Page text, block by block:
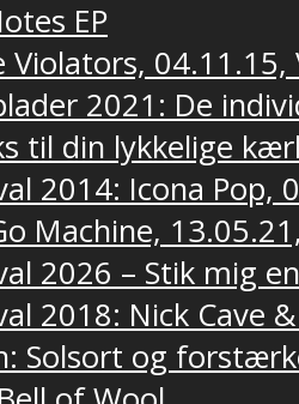
EP
Violators, 04.11.15,
2021: De
til din lykkelige
2014: Icona Pop,
Machine,
2026 – Stik mig
2018: Nick Cave
Solsort og